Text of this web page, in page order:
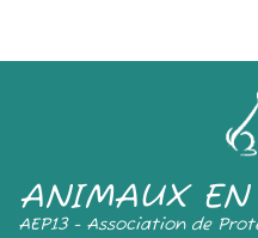
ANIMAUX EN
AEP13 - Association de